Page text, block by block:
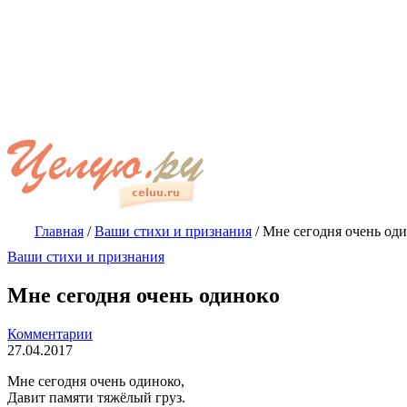
Главная /Ваши стихи и признания /Мне сегодня очень
Ваши стихи и признания
Мне сегодня очень одиноко
Комментарии
27.04.2017
Мне сегодня очень одиноко,
Давит памяти тяжёлый груз.